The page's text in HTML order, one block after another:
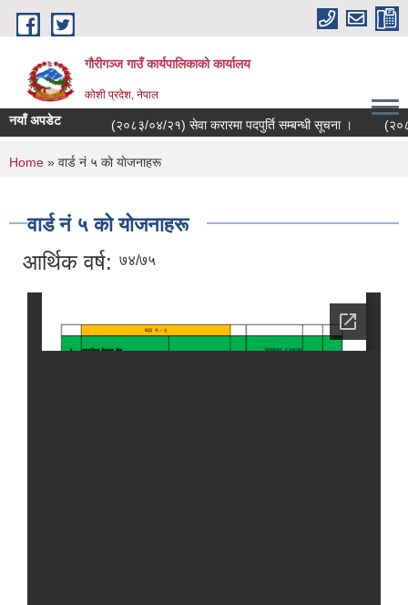
Skip to main content
गौरीगञ्‍ज गाउँ कार्यपालिकाको कार्यालय
कोशी प्रदेश, नेपाल
नयाँ अपडेट (२०८३/०४/२१) सेवा करारमा पदपुर्ति सम्बन्धी सूचना ।
You are here
Home » वार्ड नं ५ काे याेजनाहरू
वार्ड नं ५ काे याेजनाहरू
आर्थिक वर्ष: ७४/७५